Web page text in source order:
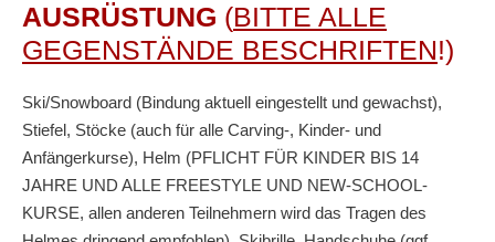
AUSRÜSTUNG (BITTE ALLE
GEGENSTÄNDE BESCHRIFTEN!)
Ski/Snowboard (Bindung aktuell eingestellt und gewachst),
Stiefel, Stöcke (auch für alle Carving-, Kinder- und
Anfängerkurse), Helm (PFLICHT FÜR KINDER BIS 14
JAHRE UND ALLE FREESTYLE UND NEW-SCHOOL-
KURSE, allen anderen Teilnehmern wird das Tragen des